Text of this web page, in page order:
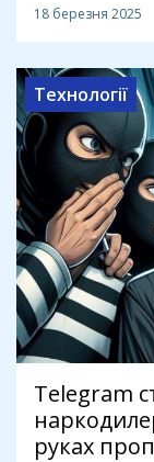
18 березня 2025
Технології
Telegram
руках